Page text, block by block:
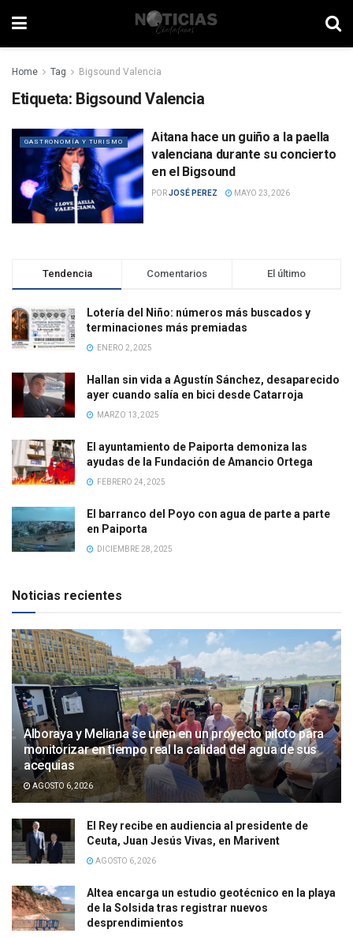
Home Tag Bigsound Valencia
Etiqueta: Bigsound Valencia
GASTRONOMÍA Y TURISMO
Aitana hace un guiño a la paella
valenciana durante su concierto
en el Bigsound
PORJOSÉ PEREZ MAYO 23, 2026
Tendencia Comentarios El último
Lotería del Niño: números más buscados y
terminaciones más premiadas
ENERO 2, 2025
Hallan sin vida a Agustín Sánchez, desaparecido
ayer cuando salía en bici desde Catarroja
MARZO 13, 2025
El ayuntamiento de Paiporta demoniza las
ayudas de la Fundación de Amancio Ortega
FEBRERO 24, 2025
El barranco del Poyo con agua de parte a parte
en Paiporta
DICIEMBRE 28, 2025
Noticias recientes
Alboraya y Meliana se unen en un proyecto piloto para
monitorizar en tiempo real la calidad del agua de sus
acequias
AGOSTO 6, 2026
El Rey recibe en audiencia al presidente de
Ceuta, Juan Jesús Vivas, en Marivent
AGOSTO 6, 2026
Altea encarga un estudio geotécnico en la playa
de la Solsida tras registrar nuevos
desprendimientos